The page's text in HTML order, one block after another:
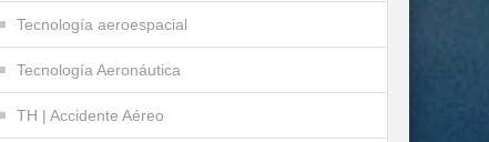
Tecnología aeroespacial
Tecnología Aeronáutica
TH | Accidente Aéreo